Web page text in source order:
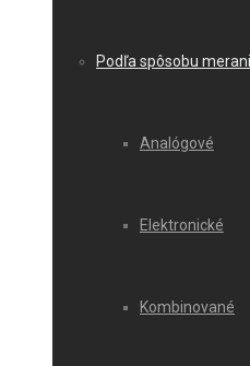
Podľa spôsobu
Analógové
Elektronické
Kombinované